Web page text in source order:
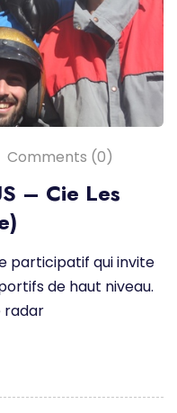
Comments (0)
– Cie Les
participatif qui invite
de haut niveau.
radar